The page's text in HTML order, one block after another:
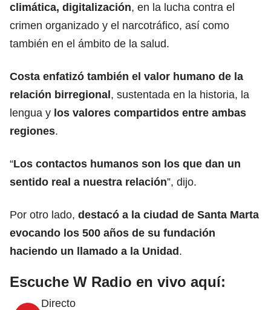
climática, digitalización, en la lucha contra el
crimen organizado y el narcotráfico, así como
también en el ámbito de la salud.
Costa enfatizó también el valor humano de la
relación birregional, sustentada en la historia, la
lengua y los valores compartidos entre ambas
regiones.
“Los contactos humanos son los que dan un
sentido real a nuestra relación”, dijo.
Por otro lado, destacó a la ciudad de Santa Marta
evocando los 500 años de su fundación
haciendo un llamado a la Unidad.
Escuche W Radio en vivo aquí:
Directo